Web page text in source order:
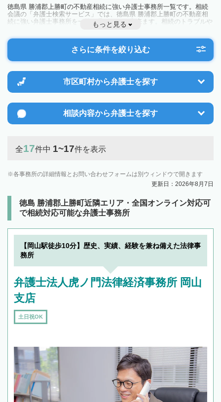
徳島県 勝浦郡上勝町の不動産相続に強い弁護士事務所一覧です。相続
会議の「弁護士検索サービス」では、徳島県 勝浦郡上勝町の不動産相
続に強い弁護士事務所を一覧で見ることが出来ます。相続のトラブルや
お悩みを抱えている方は一度近隣の弁護士に相談してみましょう。
もっと見る
さらに条件を絞り込む
市区町村から弁護士を探す
相談内容から弁護士を探す
全17件中 1~17件を表示
各事務所の詳細情報とお問い合わせフォームは別ウィンドウで開きます
更新日：2026年8月7日
徳島 勝浦郡上勝町近隣エリア・全国オンライン対応可
で相続対応可能な弁護士事務所
【岡山駅徒歩10分】歴史、実績、経験を兼ね備えた法律事
務所
弁護士法人虎ノ門法律経済事務所 岡山
支店
土日祝OK